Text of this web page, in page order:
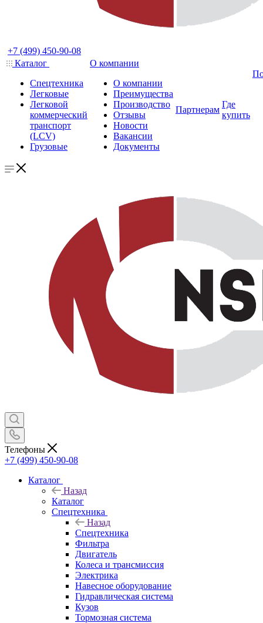
+7 (499) 450-90-08
Каталог
Спецтехника
Легковые
Легковой
коммерческий
транспорт
(LCV)
Грузовые
О компании
О компании
Преимущества
Производство
Отзывы
Новости
Вакансии
Документы
Партнерам
Где
купить
Телефоны
+7 (499) 450-90-08
Каталог
Назад
Каталог
Спецтехника
Назад
Спецтехника
Фильтра
Двигатель
Колеса и трансмиссия
Электрика
Навесное оборудование
Гидравлическая система
Кузов
Тормозная система